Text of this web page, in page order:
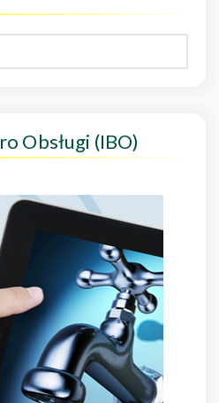
Obsługi (IBO)